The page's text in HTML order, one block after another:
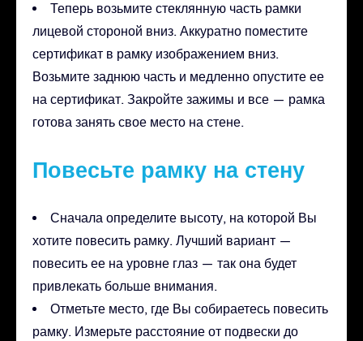
Теперь возьмите стеклянную часть рамки
лицевой стороной вниз. Аккуратно поместите
сертификат в рамку изображением вниз.
Возьмите заднюю часть и медленно опустите ее
на сертификат. Закройте зажимы и все — рамка
готова занять свое место на стене.
Повесьте рамку на стену
Сначала определите высоту, на которой Вы
хотите повесить рамку. Лучший вариант —
повесить ее на уровне глаз — так она будет
привлекать больше внимания.
Отметьте место, где Вы собираетесь повесить
рамку. Измерьте расстояние от подвески до